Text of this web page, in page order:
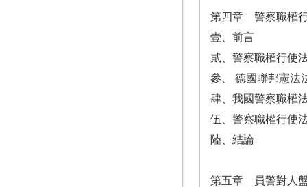
第四章 警察職權
壹、前言
貳、警察職權行使
參、 德國聯邦憲法
肆、我國警察職權
伍、警察職權行使
陸、結論
第五章 員警對人